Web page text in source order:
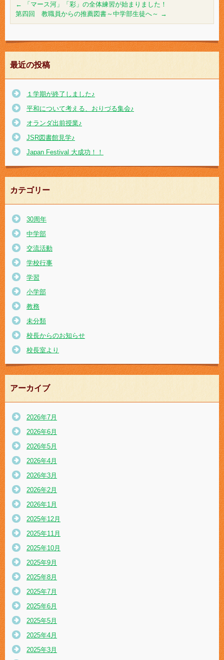
←
「マース河」「彩」の全体練習が始まりました！
第四回 教職員からの推薦図書～中学部生徒へ～ →
最近の投稿
１学期が終了しました♪
平和について考える、おりづる集会♪
オランダ出前授業♪
JSR図書館見学♪
Japan Festival 大成功！！
カテゴリー
30周年
中学部
交流活動
学校行事
学習
小学部
教務
未分類
校長からのお知らせ
校長室より
アーカイブ
2026年7月
2026年6月
2026年5月
2026年4月
2026年3月
2026年2月
2026年1月
2025年12月
2025年11月
2025年10月
2025年9月
2025年8月
2025年7月
2025年6月
2025年5月
2025年4月
2025年3月